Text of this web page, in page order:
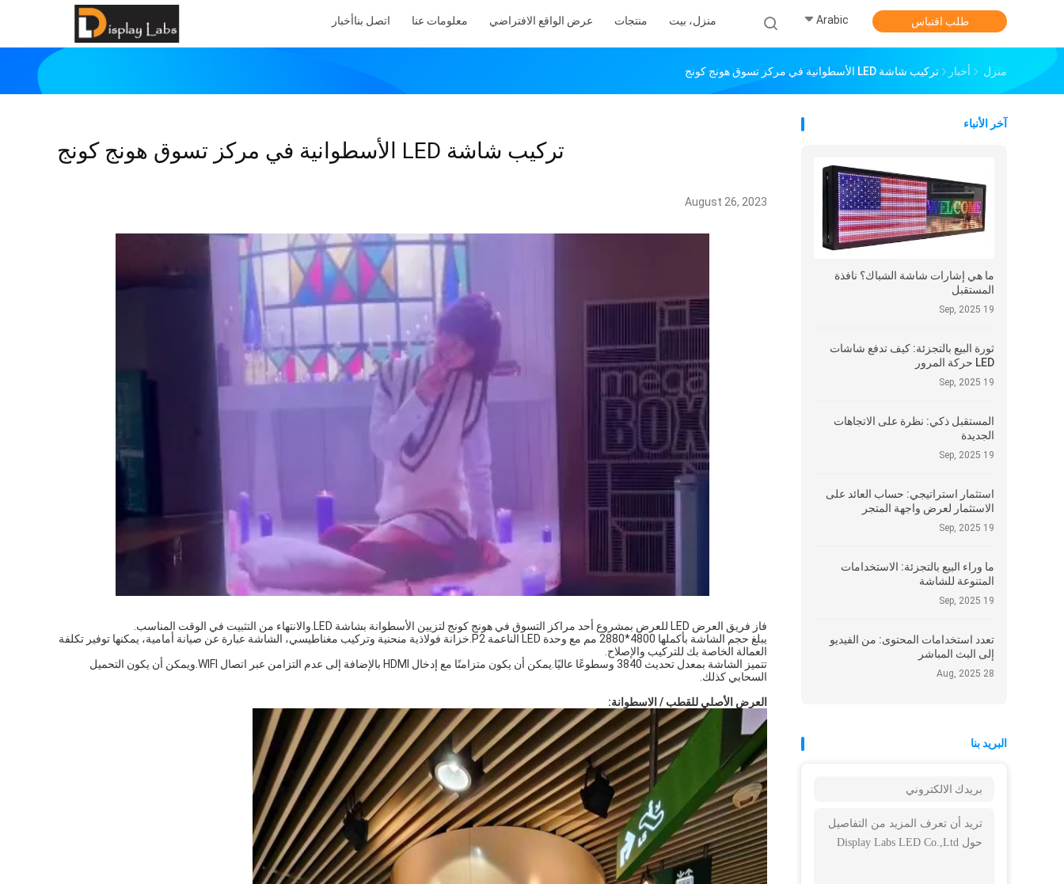
منزل، بيت منتجات عرض الواقع الافتراضي معلومات عنا اتصل بناأخبار Arabic طلب اقتباس
منزل أخبار تركيب شاشة LED الأسطوانية في مركز تسوق هونج كونج
تركيب شاشة LED الأسطوانية في مركز تسوق هونج كونج
August 26, 2023
فاز فريق العرض LED للعرض بمشروع أحد مراكز التسوق في هونج كونج لتزيين الأسطوانة بشاشة LED.والانتهاء من التثبيت في الوقت المناسب.
يبلغ حجم الشاشة بأكملها 4800*2880 مم مع وحدة LED الناعمة P2.خزانة فولاذية منحنية وتركيب مغناطيسي، الشاشة عبارة عن صيانة أمامية، يمكنها توفير تكلفة
العمالة الخاصة بك للتركيب والإصلاح.
تتميز الشاشة بمعدل تحديث 3840 وسطوعًا عاليًا.يمكن أن يكون متزامنًا مع إدخال HDMI بالإضافة إلى عدم التزامن عبر اتصال WIFI.ويمكن أن يكون التحميل
السحابي كذلك.
العرض الأصلي للقطب / الاسطوانة:
آخر الأنباء
ما هي إشارات شاشة الشباك؟ نافذة
المستقبل
19 Sep, 2025
ثورة البيع بالتجزئة: كيف تدفع شاشات
LED حركة المرور
19 Sep, 2025
المستقبل ذكي: نظرة على الاتجاهات
الجديدة
19 Sep, 2025
استثمار استراتيجي: حساب العائد على
الاستثمار لعرض واجهة المتجر
19 Sep, 2025
ما وراء البيع بالتجزئة: الاستخدامات
المتنوعة للشاشة
19 Sep, 2025
تعدد استخدامات المحتوى: من الفيديو
إلى البث المباشر
28 Aug, 2025
البريد بنا